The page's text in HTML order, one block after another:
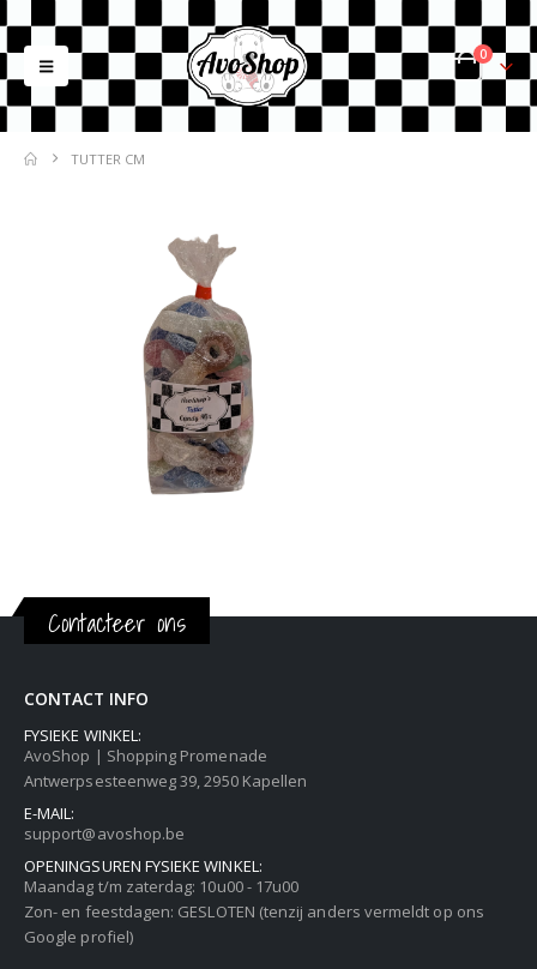
0
TUTTER CM
Contacteer ons
CONTACT INFO
FYSIEKE WINKEL:
AvoShop | Shopping Promenade
Antwerpsesteenweg 39, 2950 Kapellen
E-MAIL:
support@avoshop.be
OPENINGSUREN FYSIEKE WINKEL:
Maandag t/m zaterdag: 10u00 - 17u00
Zon- en feestdagen: GESLOTEN (tenzij anders vermeldt op ons
Google profiel)